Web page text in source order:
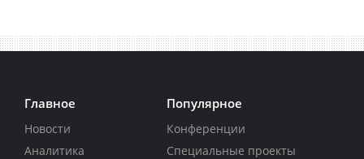
Главное
Новости
Аналитика
Популярное
Конференции
Специальные проекты